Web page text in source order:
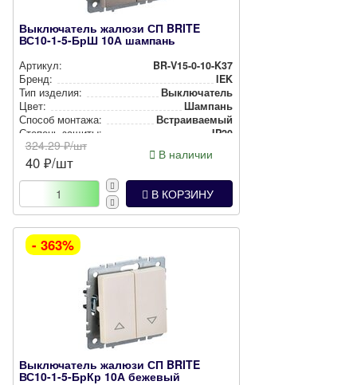
Выключатель жалюзи СП BRITE
ВС10-1-5-БрШ 10А шампань
Артикул:
BR-V15-0-10-K37
Бренд:
IEK
Тип изделия:
Вык­лю­ча­тель
Цвет:
Шампань
Способ монтажа:
Встра­ива­емый
Степень защиты:
IP20
324.29₽/шт
40 ₽/шт В наличии
В КОРЗИНУ
- 363%
Выключатель жалюзи СП BRITE
ВС10-1-5-БрКр 10А бежевый